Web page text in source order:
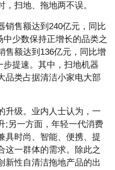
扫地、拖地两不误。
销售额达到240亿元，同比
少数保持正增长的品类之
售额达到136亿元，同比增
提速。其中，扫地机器
品类占据清洁小家电大部
升级。业内人士认为，一
;另一方面，年轻一代消费
具时尚、智能、便携、提
这一群体的需求。除此之
新性自清洁拖地产品的出